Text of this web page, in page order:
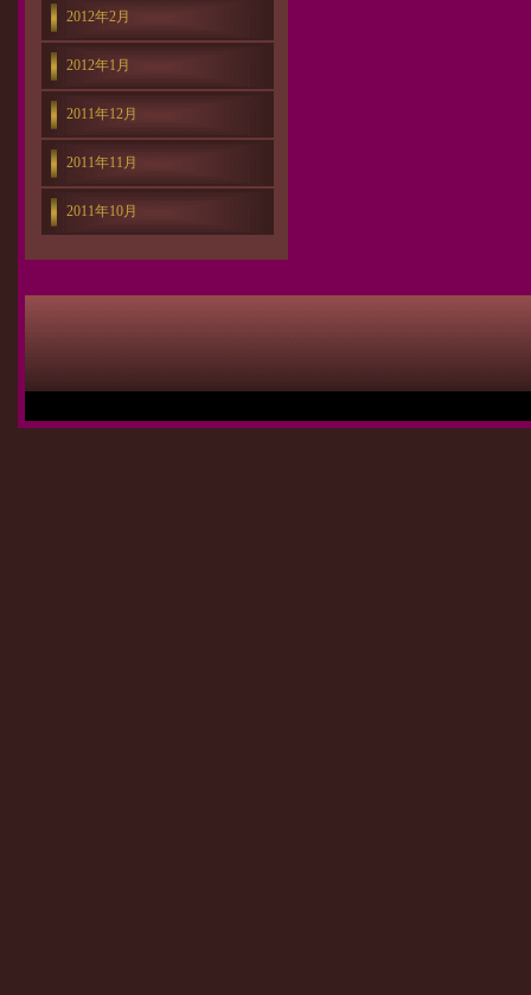
2012年2月
2012年1月
2011年12月
2011年11月
2011年10月